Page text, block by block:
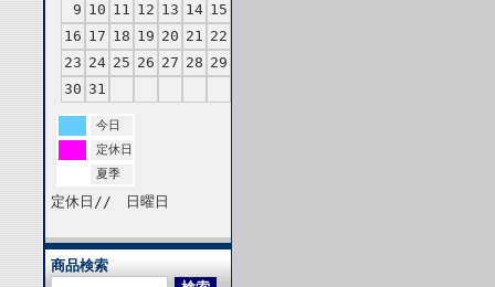
9 10 11 12 13 14 15
16 17 18 19 20 21 22
23 24 25 26 27 28 29
30 31
今日
定休日
夏季
定休日// 日曜日
商品検索